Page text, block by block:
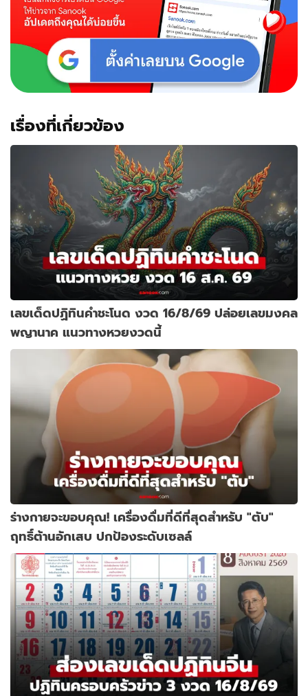
เรื่องที่เกี่ยวข้อง
เลขเด็ดปฏิทินคำชะโนด งวด 16/8/69 ปล่อยเลขมงคล
พญานาค แนวทางหวยงวดนี้
ร่างกายจะขอบคุณ! เครื่องดื่มที่ดีที่สุดสำหรับ "ตับ"
ฤทธิ์ต้านอักเสบ ปกป้องระดับเซลล์